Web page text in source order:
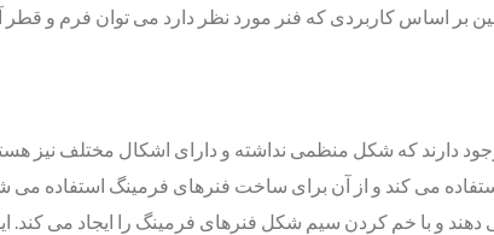
بر اساس کاربردی که فنر مورد نظر دارد می توان فرم و قطر
دارند که شکل منظمی نداشته و دارای اشکال مختلف نیز
می کند و از آن برای ساخت فنرهای فرمینگ استفاده